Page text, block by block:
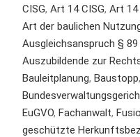
CISG, Art 14 CISG, Art 14
Art der baulichen
Ausgleichsanspruch § 89
Auszubildende zur
Bauleitplanung, Baustopp,
EuGVO, Fachanwalt,
geschützte